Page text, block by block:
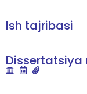
Ish tajribasi
Dissertatsiya